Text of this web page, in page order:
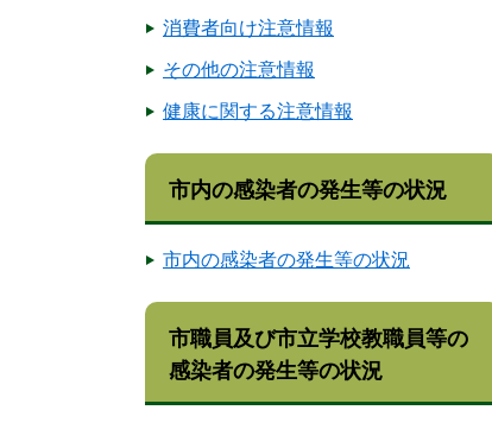
消費者向け注意情報
その他の注意情報
健康に関する注意情報
市内の感染者の発生等の状況
市内の感染者の発生等の状況
市職員及び市立学校教職員等の
感染者の発生等の状況